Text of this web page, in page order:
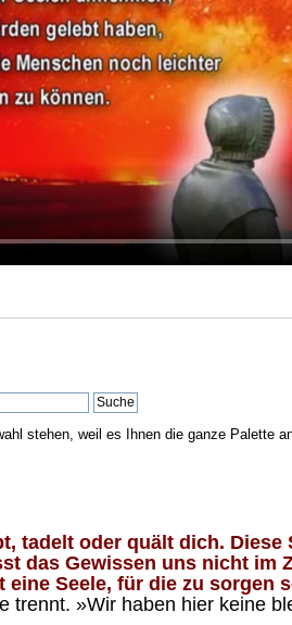
stehen, weil es Ihnen die ganze Palette
tadelt oder quält dich.
das Gewissen uns nicht
Seele, für die zu sorgen
trennt. »Wir haben hier keine